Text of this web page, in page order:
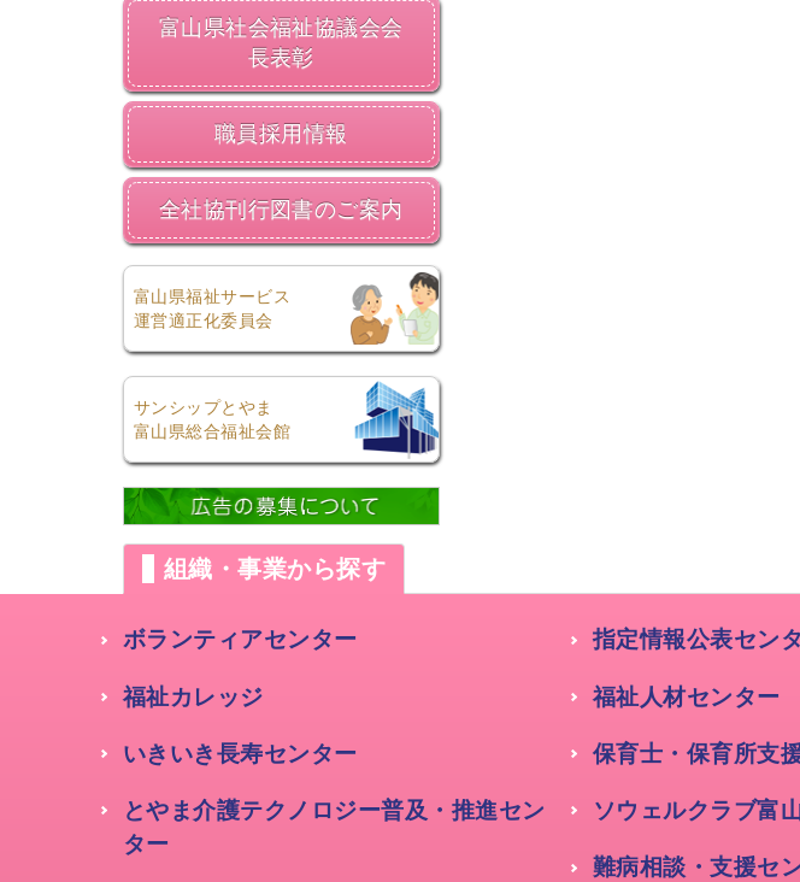
富山県社会福祉協議会会
長表彰
職員採用情報
全社協刊行図書のご案内
富山県福祉サービス
運営適正化委員会
サンシップとやま
富山県総合福祉会館
組織・事業から探す
ボランティアセンター
福祉カレッジ
いきいき長寿センター
とやま介護テクノロジー普及・推進セン
ター
指定情報公表セン
福祉人材センター
保育士・保育所支
ソウェルクラブ富
難病相談・支援セ